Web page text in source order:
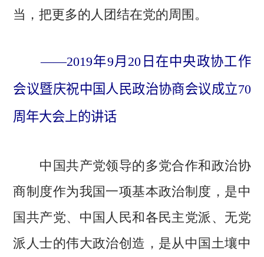
当，把更多的人团结在党的周围。
——2019年9月20日在中央政协工作
会议暨庆祝中国人民政治协商会议成立70
周年大会上的讲话
中国共产党领导的多党合作和政治协
商制度作为我国一项基本政治制度，是中
国共产党、中国人民和各民主党派、无党
派人士的伟大政治创造，是从中国土壤中